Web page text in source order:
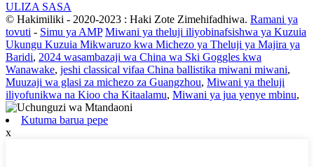
ULIZA SASA
© Hakimiliki - 2020-2023 : Haki Zote Zimehifadhiwa. Ramani ya
tovuti - Simu ya AMP Miwani ya theluji iliyobinafsishwa ya Kuzuia
Ukungu Kuzuia Mikwaruzo kwa Michezo ya Theluji ya Majira ya
Baridi, 2024 wasambazaji wa China wa Ski Goggles kwa
Wanawake, jeshi classical vifaa China ballistika miwani miwani,
Muuzaji wa glasi za michezo za Guangzhou, Miwani ya theluji
iliyofunikwa na Kioo cha Kitaalamu, Miwani ya jua yenye mbinu,
Kutuma barua pepe
x